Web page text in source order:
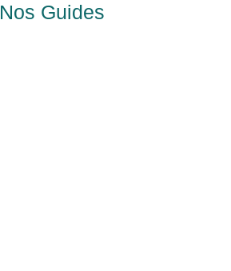
Nos Guides